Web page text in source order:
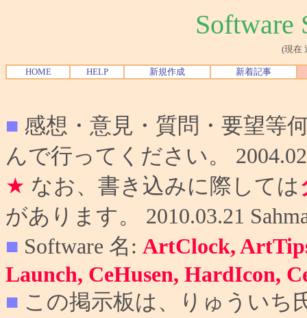
Software
(現在
HOME HELP 新規作成 新着記事
■ 感想・意見・質問・要望等
んで行ってください。
★ なお、書き込みに際しては
があります。 2010.03.21
■ Software 名: ArtClock,
Launch, CeHusen, HardIcon,
■ この掲示板は、りゅういち